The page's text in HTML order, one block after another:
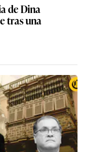
de Dina
tras una